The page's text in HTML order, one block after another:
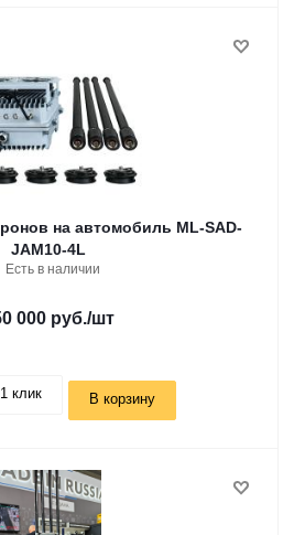
на автомобиль ML-SAD-
JAM10-4L
Есть в наличии
000 руб./шт
клик В корзину